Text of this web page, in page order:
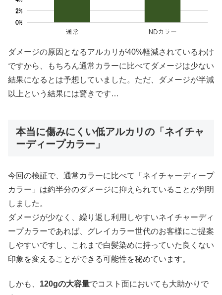
ダメージの原因となるアルカリが40%軽減されているわけ
ですから、もちろん通常カラーに比べてダメージは少ない
結果になるとは予想していました。ただ、ダメージが半減
以上という結果には驚きです…
本当に傷みにくい低アルカリの「ネイチャ
ーディープカラー」
今回の検証で、通常カラーに比べて「ネイチャーディープ
カラー」は約半分のダメージに抑えられていることが判明
しました。
ダメージが少なく、繰り返し利用しやすいネイチャーディ
ープカラーであれば、グレイカラー世代のお客様にご提案
しやすいですし、これまで白髪染めに持っていた良くない
印象を変えることができる可能性を秘めています。
しかも、 120gの大容量でコスト面においても大助かりで